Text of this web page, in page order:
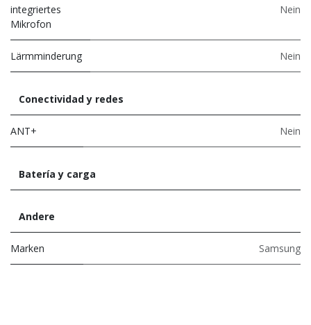
integriertes
Mikrofon
Nein
Lärmminderung Nein
Conectividad y redes
ANT+ Nein
Batería y carga
Andere
Marken Samsung